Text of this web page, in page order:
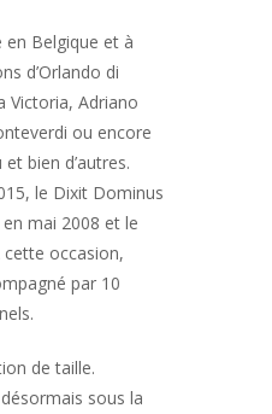
en Belgique et à
d’Orlando di
Victoria, Adriano
ou encore
bien d’autres.
le Dixit Dominus
mai 2008 et le
occasion,
par 10
de taille.
sous la